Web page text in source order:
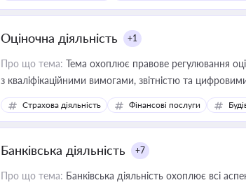
Оціночна діяльність +1
Про що тема: Тема охоплює правове регулювання
з кваліфікаційними вимогами, звітністю та
медійних змін у цій сфері корисне для власника
приватизації, оренди державного майна,
Страхова діяльність Фінансові послуги
Банківська діяльність +7
Про що тема: Банківська діяльність охоплює всі